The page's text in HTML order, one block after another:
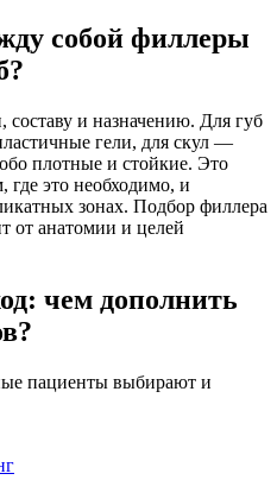
собой филлеры
составу и назначению. Для губ
гели, для скул —
плотные и стойкие. Это
где это необходимо, и
зонах. Подбор филлера
от анатомии и целей
чем дополнить
пациенты выбирают и